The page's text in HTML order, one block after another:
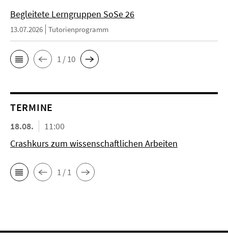
Begleitete Lerngruppen SoSe 26
13.07.2026 Tutorienprogramm
1 / 10
TERMINE
18.08.
11:00
Crashkurs zum wissenschaftlichen Arbeiten
1 / 1